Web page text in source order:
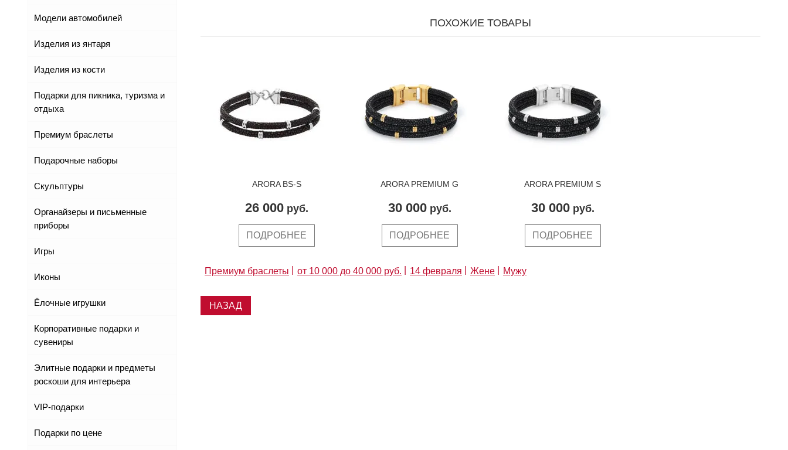
Модели автомобилей
Изделия из янтаря
Изделия из кости
Подарки для пикника, туризма и
отдыха
Премиум браслеты
Подарочные наборы
Скульптуры
Органайзеры и письменные
приборы
Игры
Иконы
Ёлочные игрушки
Корпоративные подарки и
сувениры
Элитные подарки и предметы
роскоши для интерьера
VIP-подарки
Подарки по цене
ПОХОЖИЕ ТОВАРЫ
ARORA BS-S
26 000руб.
ПОДРОБНЕЕ
ARORA PREMIUM G
30 000руб.
ПОДРОБНЕЕ
ARORA PREMIUM S
30 000руб.
ПОДРОБНЕЕ
Премиум браслеты от 10 000 до 40 000 руб. 14 февраля Жене Мужу
НАЗАД